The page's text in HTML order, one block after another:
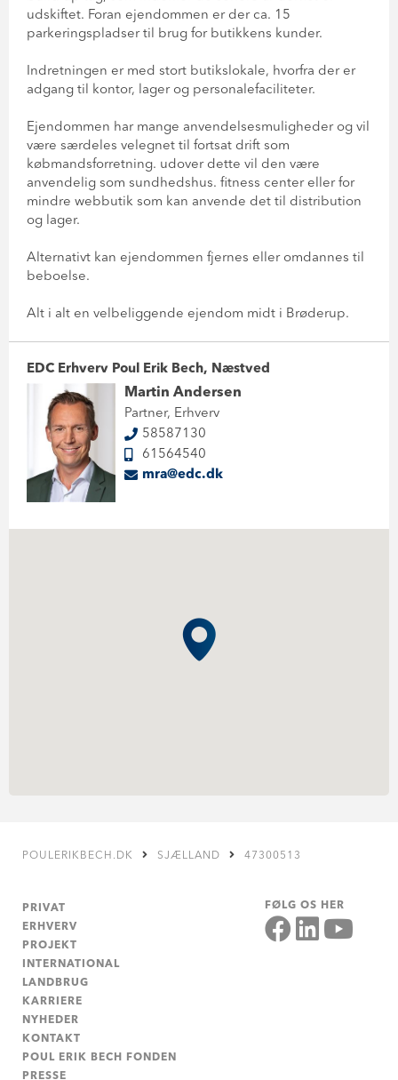
udskiftet. Foran ejendommen er der ca. 15
parkeringspladser til brug for butikkens kunder.
Indretningen er med stort butikslokale, hvorfra der er
adgang til kontor, lager og personalefaciliteter.
Ejendommen har mange anvendelsesmuligheder og vil
være særdeles velegnet til fortsat drift som
købmandsforretning. udover dette vil den være
anvendelig som sundhedshus. fitness center eller for
mindre webbutik som kan anvende det til distribution
og lager.
Alternativt kan ejendommen fjernes eller omdannes til
beboelse.
Alt i alt en velbeliggende ejendom midt i Brøderup.
EDC Erhverv Poul Erik Bech, Næstved
Martin Andersen
Partner, Erhverv
58587130
61564540
mra@edc.dk
POULERIKBECH.DK SJÆLLAND 47300513
PRIVAT
ERHVERV
PROJEKT
INTERNATIONAL
LANDBRUG
KARRIERE
NYHEDER
KONTAKT
POUL ERIK BECH FONDEN
PRESSE
FØLG OS HER